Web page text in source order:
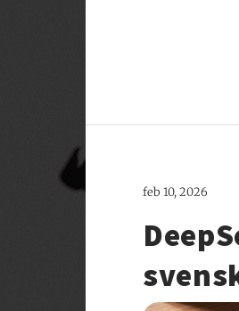
feb 10, 2026